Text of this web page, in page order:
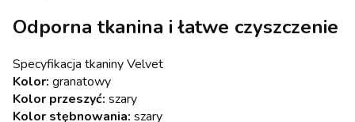
Odporna tkanina i łatwe czyszczenie
Specyfikacja tkaniny Velvet
Kolor: granatowy
Kolor przeszyć: szary
Kolor stębnowania: szary